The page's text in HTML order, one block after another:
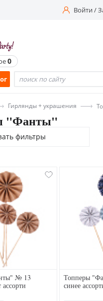
Войти/
0
Гирлянды + украшения
"Фанты"
фильтры
№ 13
Топперы
синее